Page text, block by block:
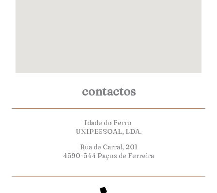
contactos
Idade do Ferro
UNIPESSOAL, LDA.
Rua de Carral, 201
4590-544 Paços de Ferreira